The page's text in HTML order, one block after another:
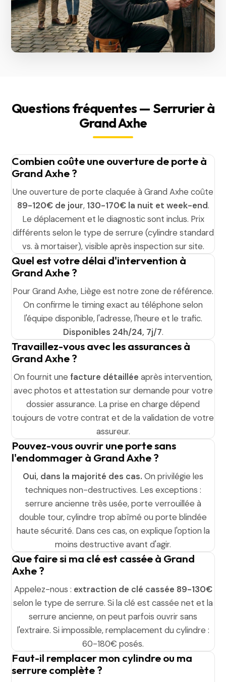
Questions fréquentes — Serrurier à
Grand Axhe
Combien coûte une ouverture de porte à
Grand Axhe ?
Une ouverture de porte claquée à Grand Axhe coûte
89-120€ de jour, 130-170€ la nuit et week-end.
Le déplacement et le diagnostic sont inclus. Prix
différents selon le type de serrure (cylindre standard
vs. à mortaiser), visible après inspection sur site.
Quel est votre délai d'intervention à
Grand Axhe ?
Pour Grand Axhe, Liège est notre zone de référence.
On confirme le timing exact au téléphone selon
l'équipe disponible, l'adresse, l'heure et le trafic.
Disponibles 24h/24, 7j/7.
Travaillez-vous avec les assurances à
Grand Axhe ?
On fournit une facture détaillée après intervention,
avec photos et attestation sur demande pour votre
dossier assurance. La prise en charge dépend
toujours de votre contrat et de la validation de votre
assureur.
Pouvez-vous ouvrir une porte sans
l'endommager à Grand Axhe ?
Oui, dans la majorité des cas. On privilégie les
techniques non-destructives. Les exceptions :
serrure ancienne très usée, porte verrouillée à
double tour, cylindre trop abîmé ou porte blindée
haute sécurité. Dans ces cas, on explique l'option la
moins destructive avant d'agir.
Que faire si ma clé est cassée à Grand
Axhe ?
Appelez-nous : extraction de clé cassée 89-130€
selon le type de serrure. Si la clé est cassée net et la
serrure ancienne, on peut parfois ouvrir sans
l'extraire. Si impossible, remplacement du cylindre :
60-180€ posés.
Faut-il remplacer mon cylindre ou ma
serrure complète ?